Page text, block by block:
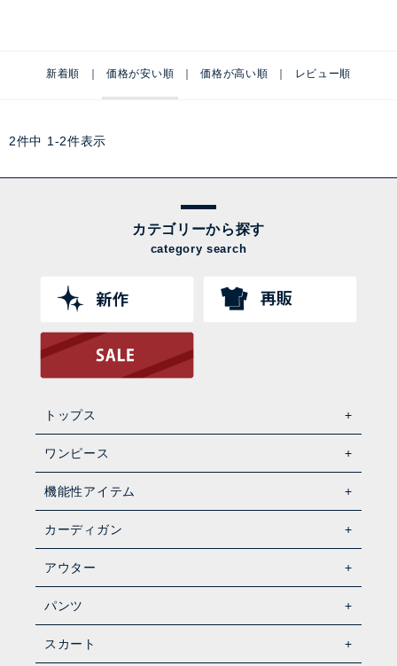
新着順 価格が安い順 価格が高い順 レビュー順
2件中 1 -2件表示
カテゴリーから探す
category search
トップス
ワンピース
機能性アイテム
カーディガン
アウター
パンツ
スカート